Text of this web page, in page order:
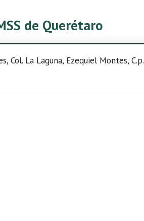
de Querétaro
Col. La Laguna, Ezequiel Montes, C.p.